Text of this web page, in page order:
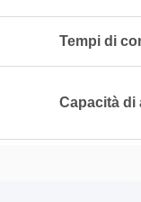
Tempi di
Capacità di